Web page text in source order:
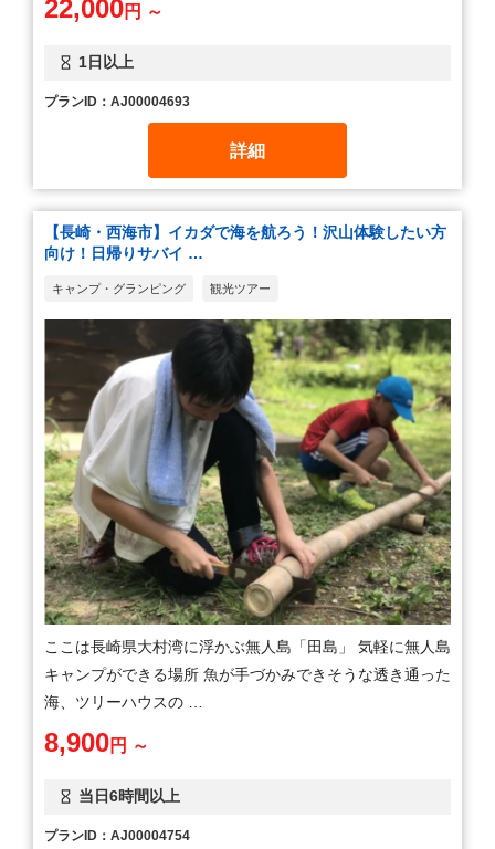
1日以上
22,000円 ～
プランID：AJ00004693
詳細
【長崎・西海市】イカダで海を航ろう！沢山体験したい方
向け！日帰りサバイ …
キャンプ・グランピング 観光ツアー
ここは長崎県大村湾に浮かぶ無人島「田島」 気軽に無人島
キャンプができる場所 魚が手づかみできそうな透き通った
海、ツリーハウスの …
当日6時間以上
8,900円 ～
プランID：AJ00004754